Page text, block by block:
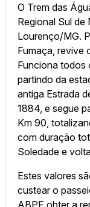
O Trem das
Regional Sul de
Lourenço/MG.
Fumaça, revive
Funciona todos
partindo da
antiga Estrada
1884, e segue
Km 90,
com duração
Soledade e
Estes valores
custear o
ABPF obter a